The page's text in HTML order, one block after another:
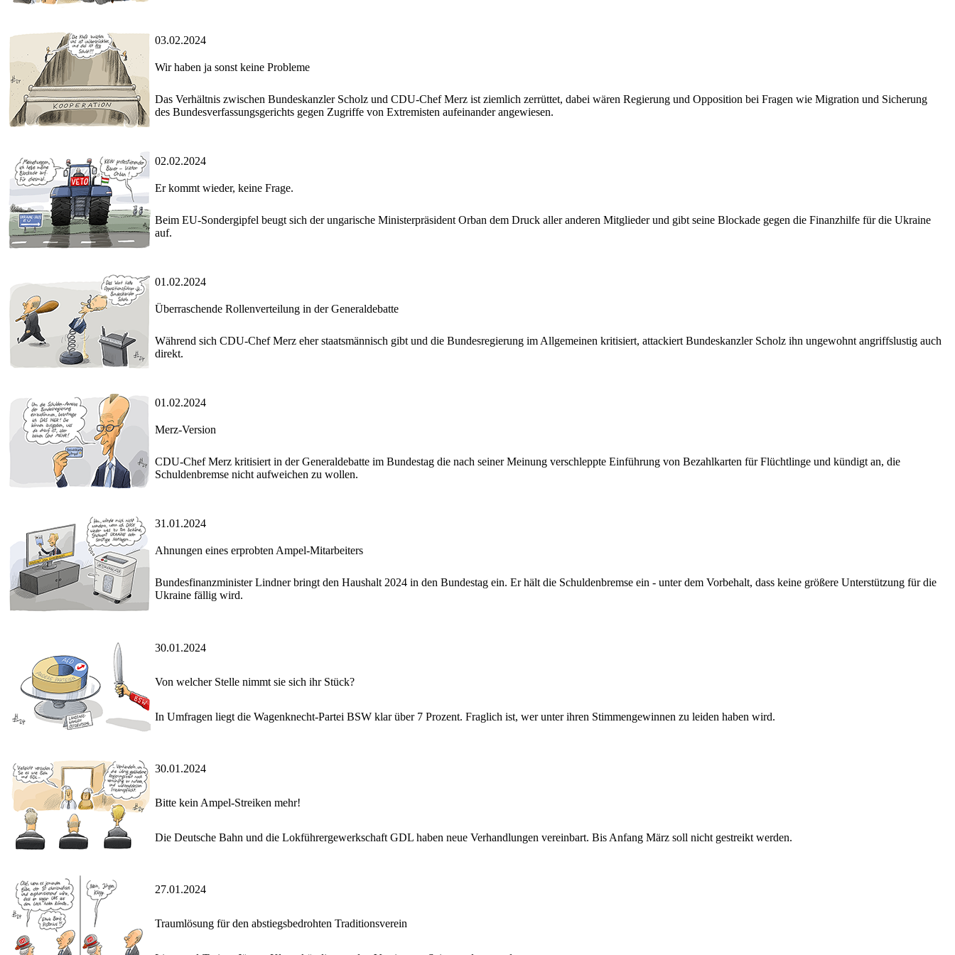
03.02.2024
Wir haben ja sonst keine Probleme
Das Verhältnis zwischen Bundeskanzler Scholz und CDU-Chef Merz ist ziemlich zerrüttet, dabei wären Regierung und Opposition bei Fragen wie Migration und Sicherung
des Bundesverfassungsgerichts gegen Zugriffe von Extremisten aufeinander angewiesen.
02.02.2024
Er kommt wieder, keine Frage.
Beim EU-Sondergipfel beugt sich der ungarische Ministerpräsident Orban dem Druck aller anderen Mitglieder und gibt seine Blockade gegen die Finanzhilfe für die Ukraine
auf.
01.02.2024
Überraschende Rollenverteilung in der Generaldebatte
Während sich CDU-Chef Merz eher staatsmännisch gibt und die Bundesregierung im Allgemeinen kritisiert, attackiert Bundeskanzler Scholz ihn ungewohnt angriffslustig auch
direkt.
01.02.2024
Merz-Version
CDU-Chef Merz kritisiert in der Generaldebatte im Bundestag die nach seiner Meinung verschleppte Einführung von Bezahlkarten für Flüchtlinge und kündigt an, die
Schuldenbremse nicht aufweichen zu wollen.
31.01.2024
Ahnungen eines erprobten Ampel-Mitarbeiters
Bundesfinanzminister Lindner bringt den Haushalt 2024 in den Bundestag ein. Er hält die Schuldenbremse ein - unter dem Vorbehalt, dass keine größere Unterstützung für die
Ukraine fällig wird.
30.01.2024
Von welcher Stelle nimmt sie sich ihr Stück?
In Umfragen liegt die Wagenknecht-Partei BSW klar über 7 Prozent. Fraglich ist, wer unter ihren Stimmengewinnen zu leiden haben wird.
30.01.2024
Bitte kein Ampel-Streiken mehr!
Die Deutsche Bahn und die Lokführergewerkschaft GDL haben neue Verhandlungen vereinbart. Bis Anfang März soll nicht gestreikt werden.
27.01.2024
Traumlösung für den abstiegsbedrohten Traditionsverein